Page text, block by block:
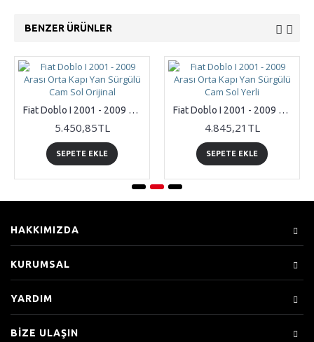
BENZER ÜRÜNLER
Fiat Doblo I 2001 - 2009 Arası Orta Kapı Yan Sürgülü Cam Sol Orijinal
5.450,85TL
SEPETE EKLE
Fiat Doblo I 2001 - 2009 Arası Orta Kapı Yan Sürgülü Cam Sol Yerli
4.845,21TL
SEPETE EKLE
HAKKIMIZDA
KURUMSAL
YARDIM
BIZE ULAŞIN